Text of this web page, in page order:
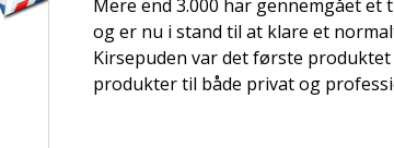
Mere end 3.000 har gennemgået
og er nu i stand til at klare et
Kirsepuden var det første
produkter til både privat og